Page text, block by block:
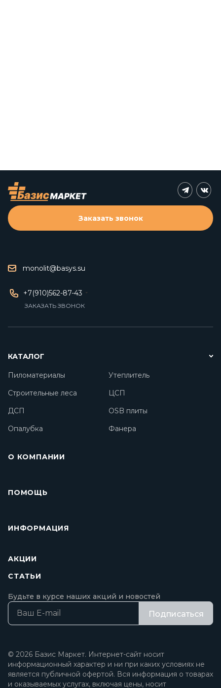
monolit@basys.su
+7(910)562-87-43
ЗАКАЗАТЬ ЗВОНОК
Заказать звонок
КАТАЛОГ
Пиломатериалы
Утеплитель
Строительные леса
ЦСП
ДСП
OSB плиты
Опалубка
Фанера
О КОМПАНИИ
ПОМОЩЬ
ИНФОРМАЦИЯ
АКЦИИ
СТАТЬИ
Будьте в курсе наших акций и новостей
Подписаться
© 2026 Базис Маркет. Интернет-сайт носит
информационный характер и ни при каких условиях не
является публичной офертой. Вся информация о товарах
и оказываемых услугах, включая цены, носит